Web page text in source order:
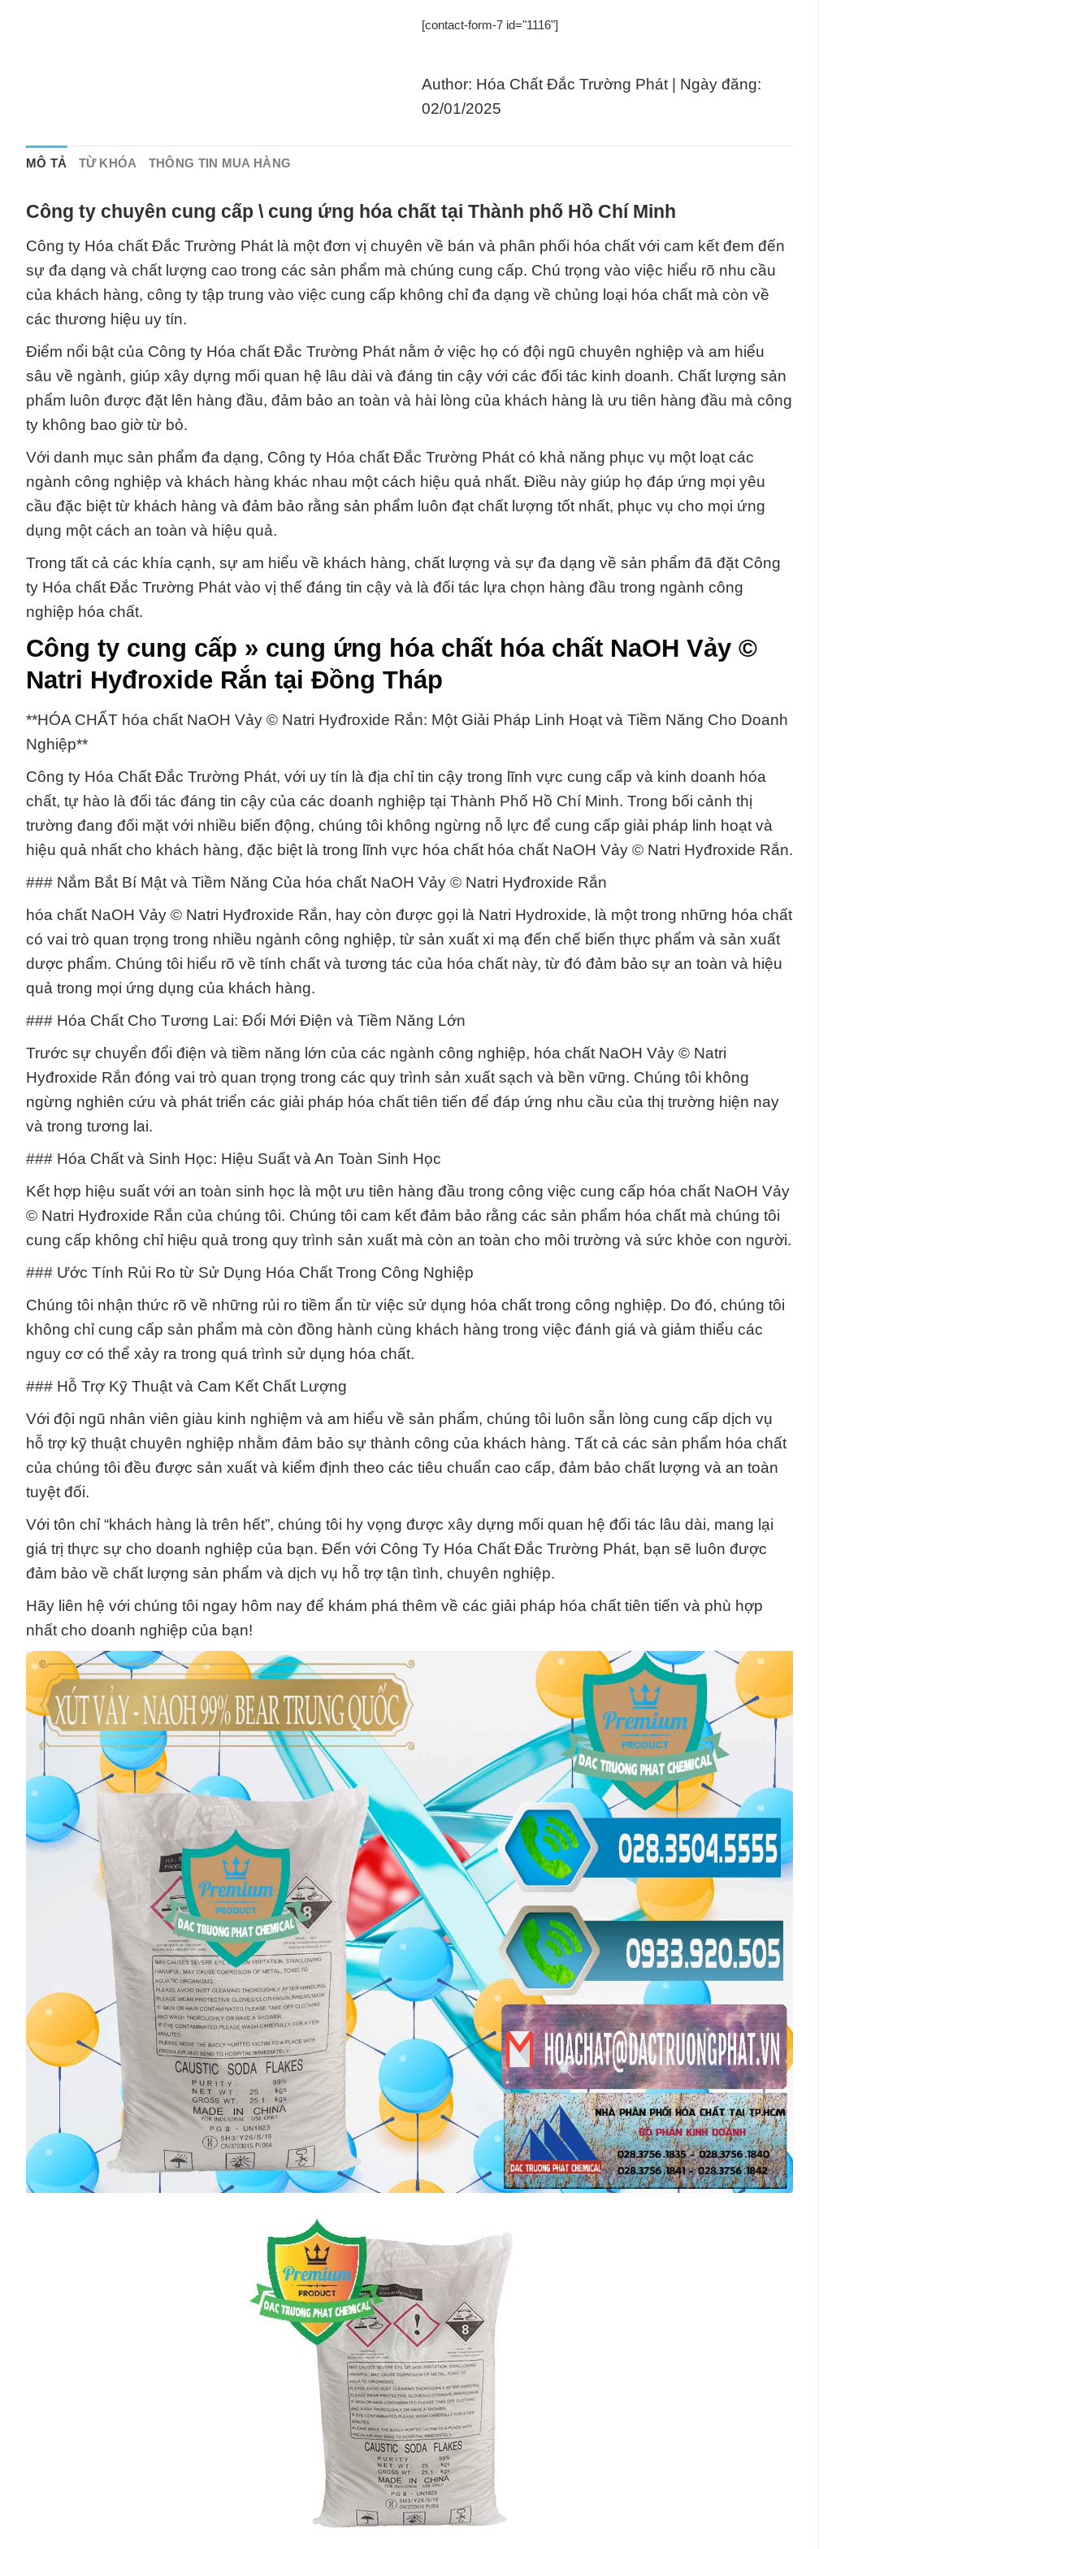
[contact-form-7 id="1116"]
Author: Hóa Chất Đắc Trường Phát | Ngày đăng:
02/01/2025
MÔ TẢ TỪ KHÓA THÔNG TIN MUA HÀNG
Công ty chuyên cung cấp \ cung ứng hóa chất tại Thành phố Hồ Chí Minh
Công ty Hóa chất Đắc Trường Phát là một đơn vị chuyên về bán và phân phối hóa chất với cam kết đem đến
sự đa dạng và chất lượng cao trong các sản phẩm mà chúng cung cấp. Chú trọng vào việc hiểu rõ nhu cầu
của khách hàng, công ty tập trung vào việc cung cấp không chỉ đa dạng về chủng loại hóa chất mà còn về
các thương hiệu uy tín.
Điểm nổi bật của Công ty Hóa chất Đắc Trường Phát nằm ở việc họ có đội ngũ chuyên nghiệp và am hiểu
sâu về ngành, giúp xây dựng mối quan hệ lâu dài và đáng tin cậy với các đối tác kinh doanh. Chất lượng sản
phẩm luôn được đặt lên hàng đầu, đảm bảo an toàn và hài lòng của khách hàng là ưu tiên hàng đầu mà công
ty không bao giờ từ bỏ.
Với danh mục sản phẩm đa dạng, Công ty Hóa chất Đắc Trường Phát có khả năng phục vụ một loạt các
ngành công nghiệp và khách hàng khác nhau một cách hiệu quả nhất. Điều này giúp họ đáp ứng mọi yêu
cầu đặc biệt từ khách hàng và đảm bảo rằng sản phẩm luôn đạt chất lượng tốt nhất, phục vụ cho mọi ứng
dụng một cách an toàn và hiệu quả.
Trong tất cả các khía cạnh, sự am hiểu về khách hàng, chất lượng và sự đa dạng về sản phẩm đã đặt Công
ty Hóa chất Đắc Trường Phát vào vị thế đáng tin cậy và là đối tác lựa chọn hàng đầu trong ngành công
nghiệp hóa chất.
Công ty cung cấp » cung ứng hóa chất hóa chất NaOH Vảy ©
Natri Hyđroxide Rắn tại Đồng Tháp
**HÓA CHẤT hóa chất NaOH Vảy © Natri Hyđroxide Rắn: Một Giải Pháp Linh Hoạt và Tiềm Năng Cho Doanh
Nghiệp**
Công ty Hóa Chất Đắc Trường Phát, với uy tín là địa chỉ tin cậy trong lĩnh vực cung cấp và kinh doanh hóa
chất, tự hào là đối tác đáng tin cậy của các doanh nghiệp tại Thành Phố Hồ Chí Minh. Trong bối cảnh thị
trường đang đối mặt với nhiều biến động, chúng tôi không ngừng nỗ lực để cung cấp giải pháp linh hoạt và
hiệu quả nhất cho khách hàng, đặc biệt là trong lĩnh vực hóa chất hóa chất NaOH Vảy © Natri Hyđroxide Rắn.
### Nắm Bắt Bí Mật và Tiềm Năng Của hóa chất NaOH Vảy © Natri Hyđroxide Rắn
hóa chất NaOH Vảy © Natri Hyđroxide Rắn, hay còn được gọi là Natri Hydroxide, là một trong những hóa chất
có vai trò quan trọng trong nhiều ngành công nghiệp, từ sản xuất xi mạ đến chế biến thực phẩm và sản xuất
dược phẩm. Chúng tôi hiểu rõ về tính chất và tương tác của hóa chất này, từ đó đảm bảo sự an toàn và hiệu
quả trong mọi ứng dụng của khách hàng.
### Hóa Chất Cho Tương Lai: Đổi Mới Điện và Tiềm Năng Lớn
Trước sự chuyển đổi điện và tiềm năng lớn của các ngành công nghiệp, hóa chất NaOH Vảy © Natri
Hyđroxide Rắn đóng vai trò quan trọng trong các quy trình sản xuất sạch và bền vững. Chúng tôi không
ngừng nghiên cứu và phát triển các giải pháp hóa chất tiên tiến để đáp ứng nhu cầu của thị trường hiện nay
và trong tương lai.
### Hóa Chất và Sinh Học: Hiệu Suất và An Toàn Sinh Học
Kết hợp hiệu suất với an toàn sinh học là một ưu tiên hàng đầu trong công việc cung cấp hóa chất NaOH Vảy
© Natri Hyđroxide Rắn của chúng tôi. Chúng tôi cam kết đảm bảo rằng các sản phẩm hóa chất mà chúng tôi
cung cấp không chỉ hiệu quả trong quy trình sản xuất mà còn an toàn cho môi trường và sức khỏe con người.
### Ước Tính Rủi Ro từ Sử Dụng Hóa Chất Trong Công Nghiệp
Chúng tôi nhận thức rõ về những rủi ro tiềm ẩn từ việc sử dụng hóa chất trong công nghiệp. Do đó, chúng tôi
không chỉ cung cấp sản phẩm mà còn đồng hành cùng khách hàng trong việc đánh giá và giảm thiểu các
nguy cơ có thể xảy ra trong quá trình sử dụng hóa chất.
### Hỗ Trợ Kỹ Thuật và Cam Kết Chất Lượng
Với đội ngũ nhân viên giàu kinh nghiệm và am hiểu về sản phẩm, chúng tôi luôn sẵn lòng cung cấp dịch vụ
hỗ trợ kỹ thuật chuyên nghiệp nhằm đảm bảo sự thành công của khách hàng. Tất cả các sản phẩm hóa chất
của chúng tôi đều được sản xuất và kiểm định theo các tiêu chuẩn cao cấp, đảm bảo chất lượng và an toàn
tuyệt đối.
Với tôn chỉ “khách hàng là trên hết”, chúng tôi hy vọng được xây dựng mối quan hệ đối tác lâu dài, mang lại
giá trị thực sự cho doanh nghiệp của bạn. Đến với Công Ty Hóa Chất Đắc Trường Phát, bạn sẽ luôn được
đảm bảo về chất lượng sản phẩm và dịch vụ hỗ trợ tận tình, chuyên nghiệp.
Hãy liên hệ với chúng tôi ngay hôm nay để khám phá thêm về các giải pháp hóa chất tiên tiến và phù hợp
nhất cho doanh nghiệp của bạn!